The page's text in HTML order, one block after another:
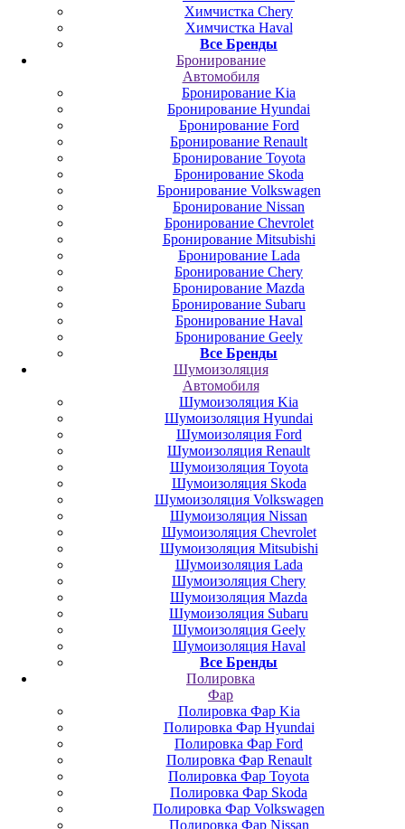
Химчистка Chery
Химчистка Haval
Все Бренды
Бронирование
Автомобиля
Бронирование Kia
Бронирование Hyundai
Бронирование Ford
Бронирование Renault
Бронирование Toyota
Бронирование Skoda
Бронирование Volkswagen
Бронирование Nissan
Бронирование Chevrolet
Бронирование Mitsubishi
Бронирование Lada
Бронирование Chery
Бронирование Mazda
Бронирование Subaru
Бронирование Haval
Бронирование Geely
Все Бренды
Шумоизоляция
Автомобиля
Шумоизоляция Kia
Шумоизоляция Hyundai
Шумоизоляция Ford
Шумоизоляция Renault
Шумоизоляция Toyota
Шумоизоляция Skoda
Шумоизоляция Volkswagen
Шумоизоляция Nissan
Шумоизоляция Chevrolet
Шумоизоляция Mitsubishi
Шумоизоляция Lada
Шумоизоляция Chery
Шумоизоляция Mazda
Шумоизоляция Subaru
Шумоизоляция Geely
Шумоизоляция Haval
Все Бренды
Полировка
Фар
Полировка Фар Kia
Полировка Фар Hyundai
Полировка Фар Ford
Полировка Фар Renault
Полировка Фар Toyota
Полировка Фар Skoda
Полировка Фар Volkswagen
Полировка Фар Nissan